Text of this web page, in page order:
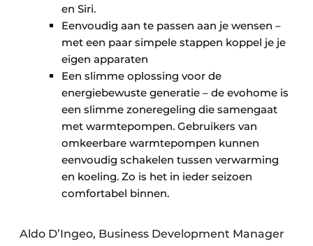
en Siri.
Eenvoudig aan te passen aan je wensen –
met een paar simpele stappen koppel je je
eigen apparaten
Een slimme oplossing voor de
energiebewuste generatie – de evohome is
een slimme zoneregeling die samengaat
met warmtepompen. Gebruikers van
omkeerbare warmtepompen kunnen
eenvoudig schakelen tussen verwarming
en koeling. Zo is het in ieder seizoen
comfortabel binnen.
Aldo D’Ingeo, Business Development Manager